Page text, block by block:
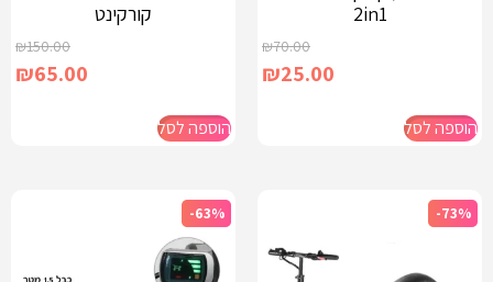
2in1
₪70.00
₪25.00
הוספה לסל
קורקינט
₪150.00
₪65.00
הוספה לסל
-73%
-63%